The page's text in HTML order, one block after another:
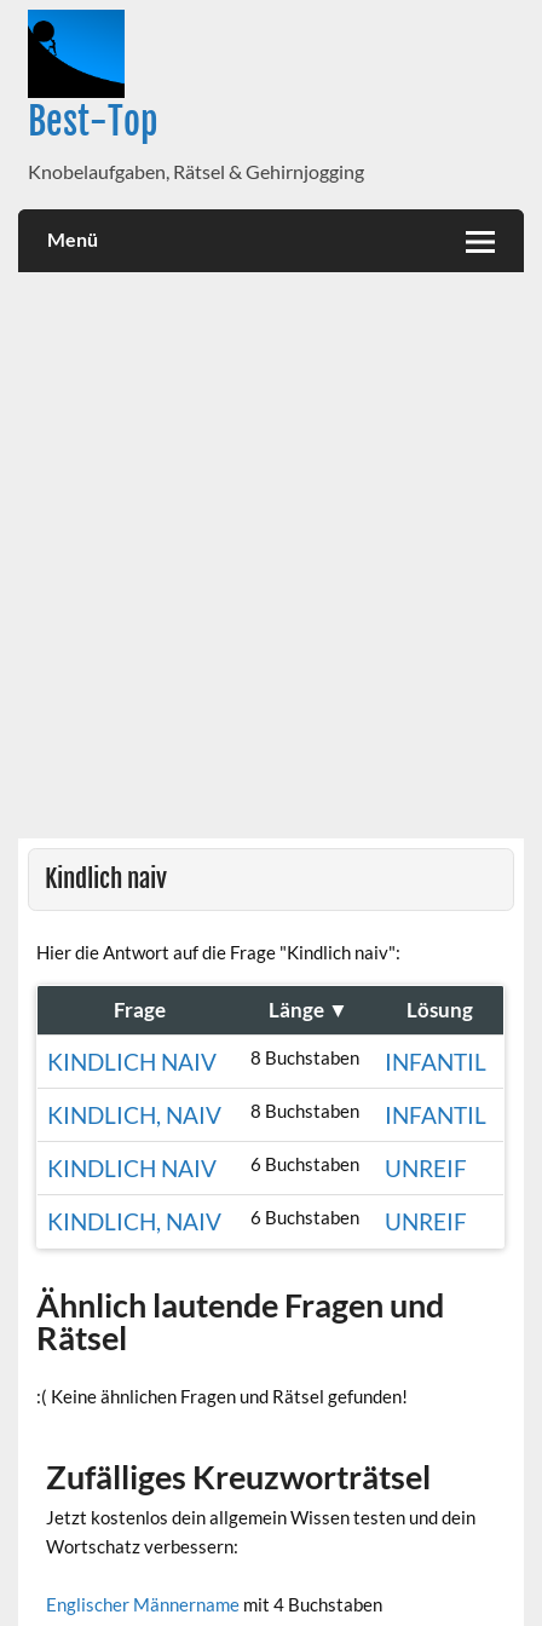
Best-Top
Knobelaufgaben, Rätsel & Gehirnjogging
Menü
Kindlich naiv
Hier die Antwort auf die Frage "Kindlich naiv":
Frage Länge ▼ Lösung
KINDLICH NAIV 8 Buchstaben
INFANTIL
KINDLICH, NAIV
8 Buchstaben
INFANTIL
KINDLICH NAIV
6 Buchstaben
UNREIF
KINDLICH, NAIV
6 Buchstaben UNREIF
Ähnlich lautende Fragen und
Rätsel
:( Keine ähnlichen Fragen und Rätsel gefunden!
Zufälliges Kreuzworträtsel
Jetzt kostenlos dein allgemein Wissen testen und dein
Wortschatz verbessern:
Englischer Männername mit 4 Buchstaben